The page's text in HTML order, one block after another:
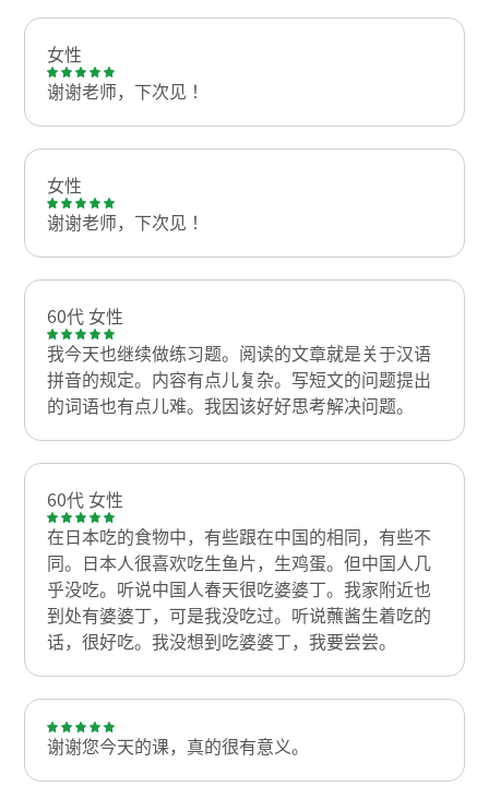
女性
谢谢老师，下次见！
女性
谢谢老师，下次见！
60代 女性
我今天也继续做练习题。阅读的文章就是关于汉语
拼音的规定。内容有点儿复杂。写短文的问题提出
的词语也有点儿难。我因该好好思考解决问题。
60代 女性
在日本吃的食物中，有些跟在中国的相同，有些不
同。日本人很喜欢吃生鱼片，生鸡蛋。但中国人几
乎没吃。听说中国人春天很吃婆婆丁。我家附近也
到处有婆婆丁，可是我没吃过。听说蘸酱生着吃的
话，很好吃。我没想到吃婆婆丁，我要尝尝。
谢谢您今天的课，真的很有意义。